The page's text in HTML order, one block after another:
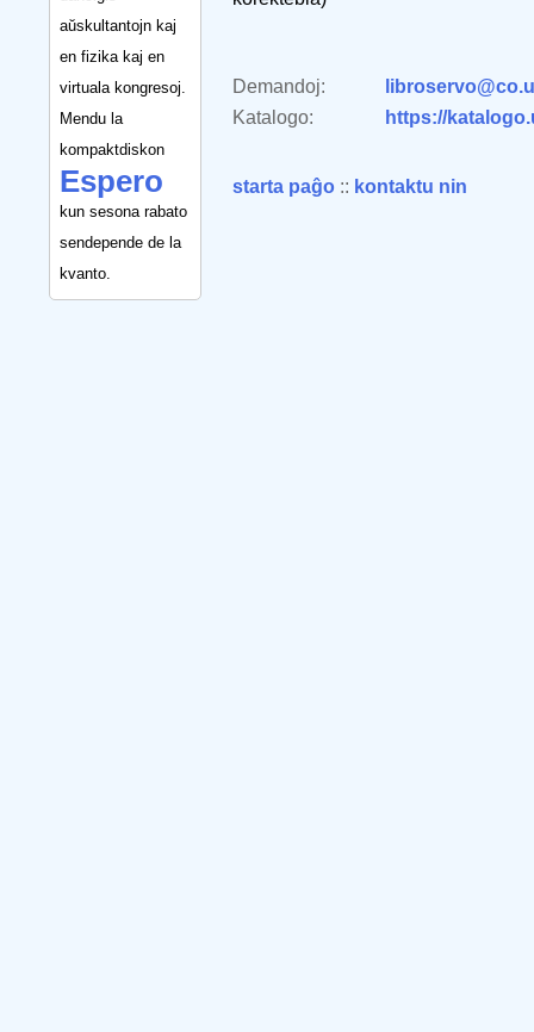
aŭskultantojn kaj
en fizika kaj en
virtuala kongresoj.
Mendu la
kompaktdiskon
Espero
kun sesona rabato
sendepende de la
kvanto.
Demandoj:
Katalogo:
https://
starta paĝo :: kontaktu nin